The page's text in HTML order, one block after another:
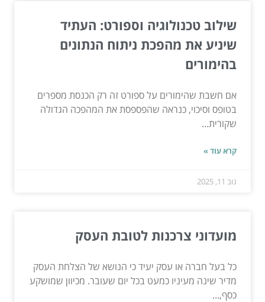
שילוב טכנולוגיה וספורט: העתיד
שיניע את מהפכת ניתוח הנתונים
בהימורים
אם חשבת שהימורים על ספורט זה רק הכנסת מספרים
בטופס וסיכוי, כנראה שהפספסת את המהפכה הגדולה
שקורית...
קרא עוד »
נוב 11, 2025
מועדוני צרכנות לטובת העסק
כל בעל חברה או עסק יעיד כי הנושא של הצלחת העסק
מדיר שינה מעיניו כמעט בכל יום שעובר. מכיוון שמושקע
כסף,...